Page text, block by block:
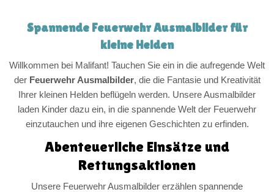
Spannende Feuerwehr Ausmalbilder für
kleine Helden
Willkommen bei Malifant! Tauchen Sie ein in die aufregende Welt
der Feuerwehr Ausmalbilder, die die Fantasie und Kreativität
Ihrer kleinen Helden beflügeln werden. Unsere Ausmalbilder
laden Kinder dazu ein, in die spannende Welt der Feuerwehr
einzutauchen und ihre eigenen Geschichten zu erfinden.
Abenteuerliche Einsätze und
Rettungsaktionen
Unsere Feuerwehr Ausmalbilder erzählen spannende